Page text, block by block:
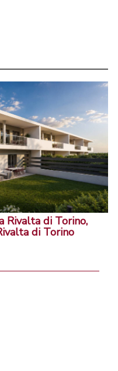
Rivalta di Torino,
di Torino